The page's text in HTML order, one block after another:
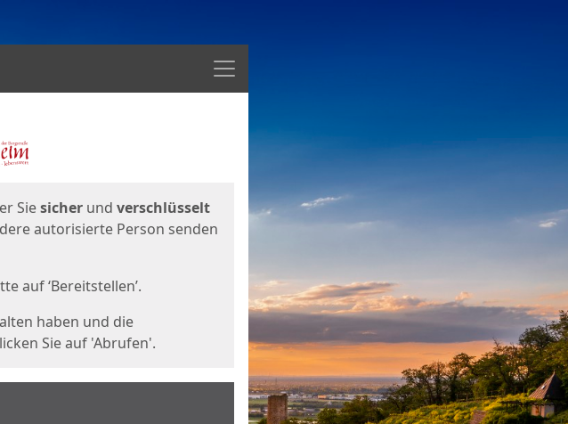
Menü
Siesicher und verschlüsselt
autorisierte Person senden
auf ‘Bereitstellen’.
haben und die
Sie auf 'Abrufen'.